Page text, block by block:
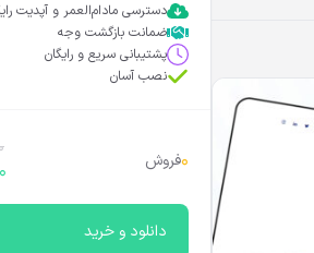
دسترسی مادام‌العمر و آپدیت
ضمانت بازگشت وجه
پشتیبانی سریع و رایگان
نصب آسان
0فروش
دانلود و خرید